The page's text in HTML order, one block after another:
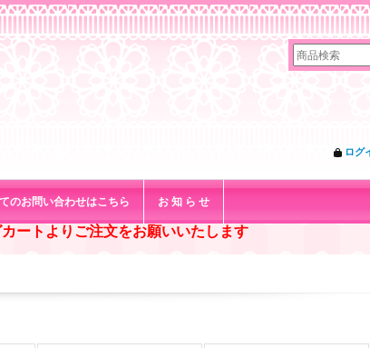
ログ
のお問い合わせはこちら お 知 ら せ
ートよりご注文をお願いいたします